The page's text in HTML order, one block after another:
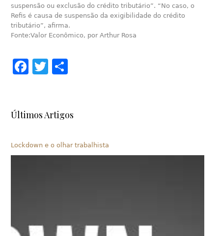
suspensão ou exclusão do crédito tributário”. “No caso, o
Refis é causa de suspensão da exigibilidade do crédito
tributário”, afirma.
Fonte:Valor Econômico, por Arthur Rosa
Facebook
Twitter
Últimos Artigos
Lockdown e o olhar trabalhista